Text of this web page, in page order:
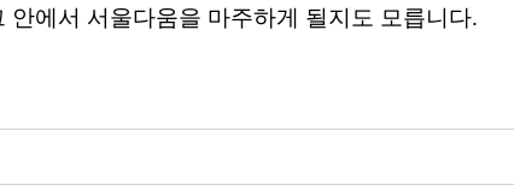
안에서 서울다움을 마주하게 될지도 모릅니다.